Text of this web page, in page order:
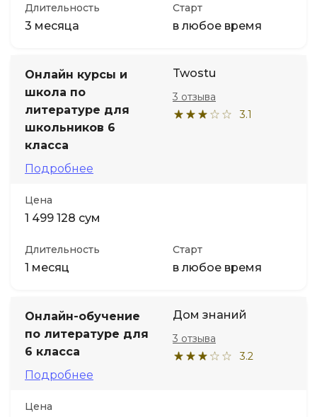
Длительность
3 месяца
Старт
в любое время
Онлайн курсы и
школа по
литературе для
школьников 6
класса
Подробнее
Twostu
3.1
3 отзыва
Цена
1 499 128 сум
Длительность
1 месяц
Старт
в любое время
Онлайн-обучение
по литературе для
6 класса
Подробнее
Дом знаний
3.2
3 отзыва
Цена